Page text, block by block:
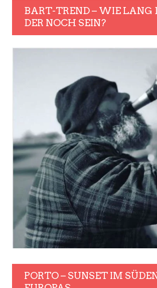
BART-TREND – WIE LANG
DER NOCH SEIN?
PORTO – SUNSET IM